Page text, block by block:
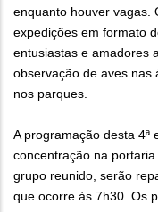
enquanto houver vagas.
expedições em formato
entusiastas e amadores
observação de aves nas
nos parques.
A programação desta 4ª
concentração na
grupo reunido, serão
que ocorre às 7h30. Os